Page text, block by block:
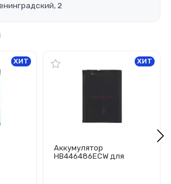
2
ХИТ
Аккумулятор
HB446486ECW для
ХИТ